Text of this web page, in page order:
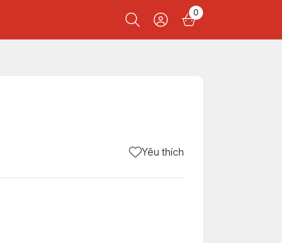
0
Yêu thích